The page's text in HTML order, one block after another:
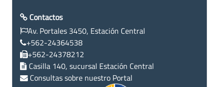
Contactos
Av. Portales 3450, Estación Central
+562-24364538
+562-24378212
Casilla 140, sucursal Estación Central
Consultas sobre nuestro Portal